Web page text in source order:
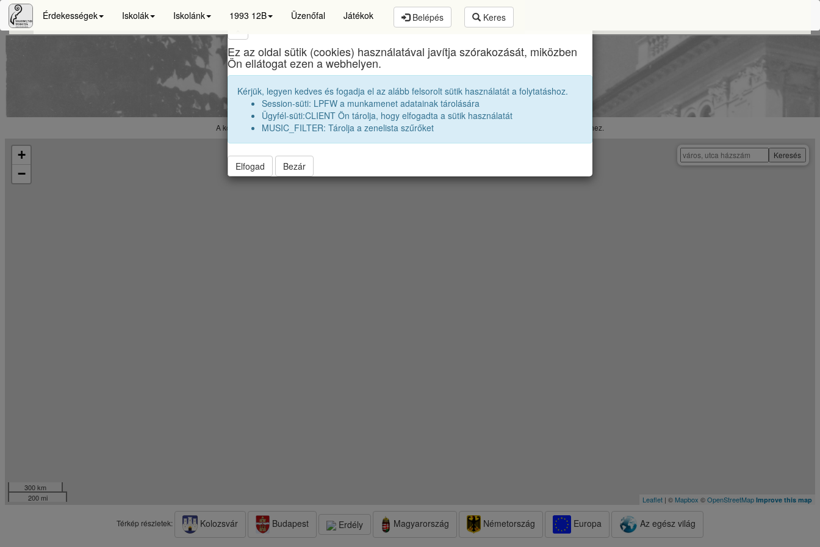
Érdekességek Iskolák Iskolánk 1993 12B Üzenőfal Játékok Belépés Keres
Sigismund Toduță Zenei Főgimnáziumegykori diákjai 1993 12B
Merre szóródtak szét az osztályunk véndiákjai
A koordináták véletlenszerüen el vannak néhány kilométerrel tólva. Jelenkezz be a pontos poziciók megtekintéséhez.
+
−
300 km
200 mi
Leaflet | © Mapbox ©OpenStreetMap Improve this map
Térkép részletek: Kolozsvár Budapest Erdély Magyarország Németország Europa Az egész világ
Ez az oldal sütik (cookies) használatával javítja szórakozását, miközben
Ön ellátogat ezen a webhelyen.
Kérjük, legyen kedves és fogadja el az alább felsorolt sütik használatát a folytatáshoz.
Session-süti: LPFW a munkamenet adatainak tárolására
Ügyfél-süti:CLIENT Ön tárolja, hogy elfogadta a sütik használatát
MUSIC_FILTER: Tárolja a zenelista szűrőket
Elfogad Bezár